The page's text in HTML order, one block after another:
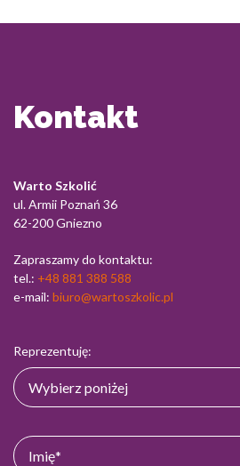
Kontakt
Warto Szkolić
ul. Armii Poznań 36
62-200 Gniezno
Zapraszamy do kontaktu:
tel.: +48 881 388 588
e-mail: biuro@wartoszkolic.pl
Reprezentuję: